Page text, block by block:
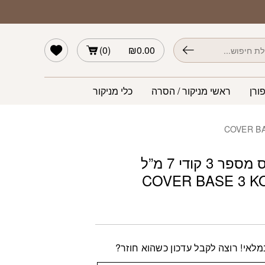
₪0.00
(
0
)
ראשי מניקור / הסרה כלי מניקור
קאבר בייס מספר 3 קודי 7 מ”ל
COVER BASE 3
רוצה לקבל עדכון כשהוא חוזר?